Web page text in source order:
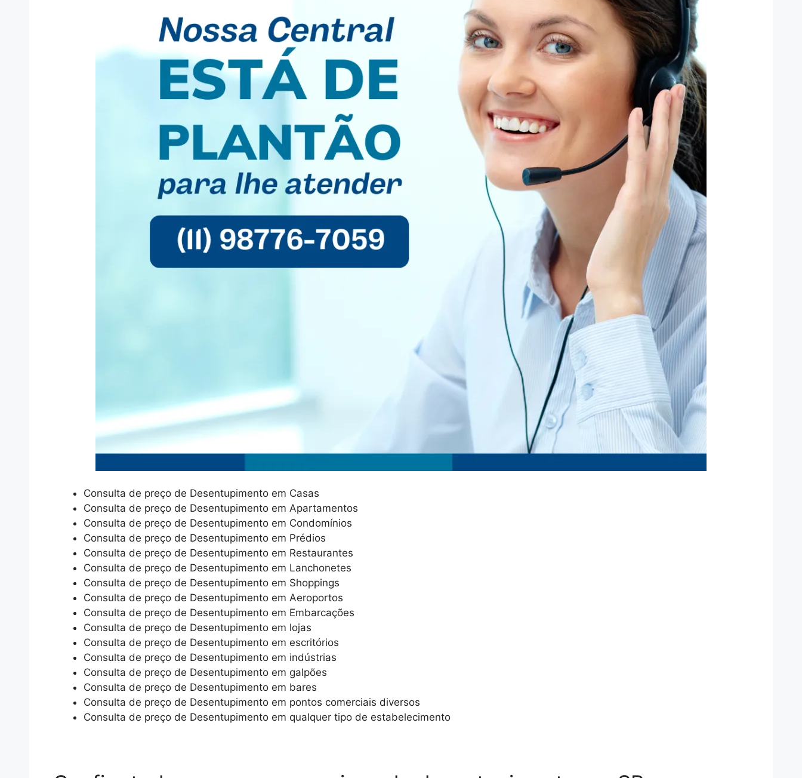
Consulta de preço de Desentupimento em Casas
Consulta de preço de Desentupimento em Apartamentos
Consulta de preço de Desentupimento em Condomínios
Consulta de preço de Desentupimento em Prédios
Consulta de preço de Desentupimento em Restaurantes
Consulta de preço de Desentupimento em Lanchonetes
Consulta de preço de Desentupimento em Shoppings
Consulta de preço de Desentupimento em Aeroportos
Consulta de preço de Desentupimento em Embarcações
Consulta de preço de Desentupimento em lojas
Consulta de preço de Desentupimento em escritórios
Consulta de preço de Desentupimento em indústrias
Consulta de preço de Desentupimento em galpões
Consulta de preço de Desentupimento em bares
Consulta de preço de Desentupimento em pontos comerciais diversos
Consulta de preço de Desentupimento em qualquer tipo de estabelecimento